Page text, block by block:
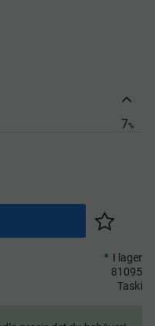
7%
Lägg till
I lager
81095
Taski